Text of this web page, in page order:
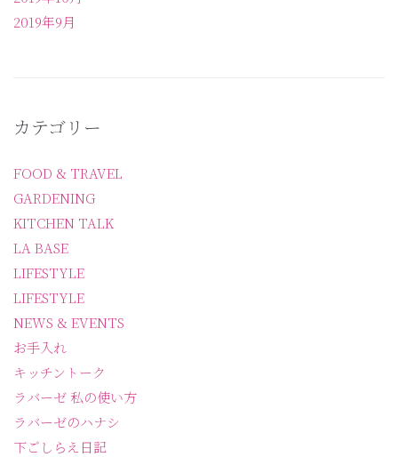
2019年9月
カテゴリー
FOOD & TRAVEL
GARDENING
KITCHEN TALK
LA BASE
LIFESTYLE
LIFESTYLE
NEWS & EVENTS
お手入れ
キッチントーク
ラバーゼ 私の使い方
ラバーゼのハナシ
下ごしらえ日記